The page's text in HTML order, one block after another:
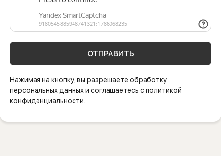
ОТПРАВИТЬ
Нажимая на кнопку, вы разрешаете обработку
персональных данных и соглашаетесь с политикой
конфиденциальности.